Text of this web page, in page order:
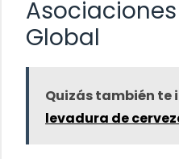
Global
Quizás también te
levadura de